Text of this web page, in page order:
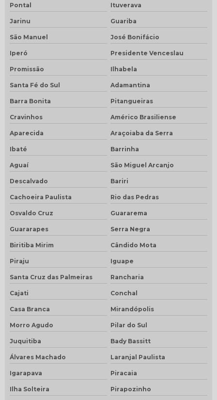
Pontal Ituverava
Jarinu Guariba
São Manuel José Bonifácio
Iperó Presidente Venceslau
Promissão Ilhabela
Santa Fé do Sul Adamantina
Barra Bonita Pitangueiras
Cravinhos Américo Brasiliense
Aparecida Araçoiaba da Serra
Ibaté Barrinha
Aguaí São Miguel Arcanjo
Descalvado Bariri
Cachoeira Paulista Rio das Pedras
Osvaldo Cruz Guararema
Guararapes Serra Negra
Biritiba Mirim Cândido Mota
Piraju Iguape
Santa Cruz das Palmeiras Rancharia
Cajati Conchal
Casa Branca Mirandópolis
Morro Agudo Pilar do Sul
Juquitiba Bady Bassitt
Álvares Machado Laranjal Paulista
Igarapava Piracaia
Ilha Solteira Pirapozinho